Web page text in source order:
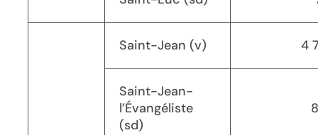
Saint-Jean (v) 4
Saint-Jean-
l’Évangéliste
(sd)